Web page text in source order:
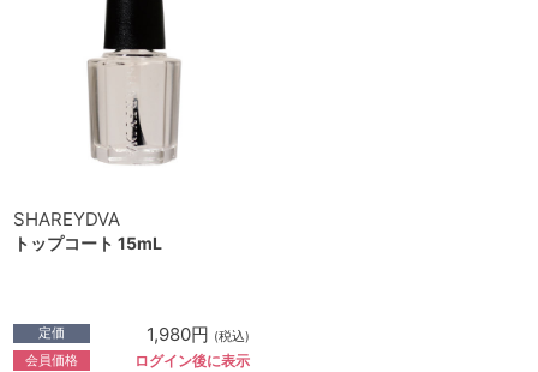
SHAREYDVA
トップコート 15mL
定価 1,980円 (税込)
会員価格 ログイン後に表示